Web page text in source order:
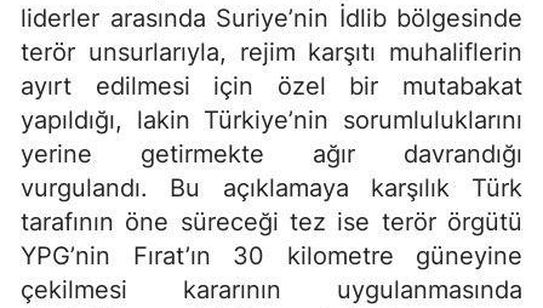
liderler arasında Suriye’nin İdlib bölgesinde
terör unsurlarıyla, rejim karşıtı muhaliflerin
ayırt edilmesi için özel bir mutabakat
yapıldığı, lakin Türkiye’nin sorumluluklarını
yerine getirmekte ağır davrandığı
vurgulandı. Bu açıklamaya karşılık Türk
tarafının öne süreceği tez ise terör örgütü
YPG’nin Fırat’ın 30 kilometre güneyine
çekilmesi kararının uygulanmasında